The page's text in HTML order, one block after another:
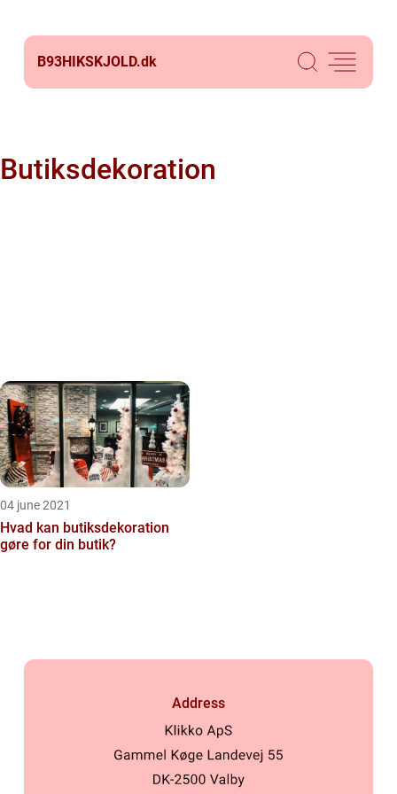
B93HIKSKJOLD.dk
Butiksdekoration
04 june 2021
Hvad kan butiksdekoration
gøre for din butik?
Address